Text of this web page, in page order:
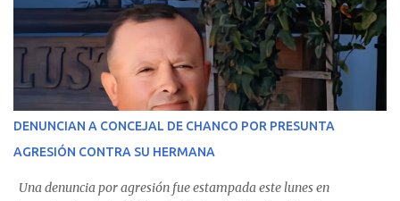
custodian fondos públicos— efectuaron transacciones por un
monto total de $116.075.918 entre enero de 2024 y junio de 2025.
En el detalle regional, se indica que en la comuna de Cauquenes se
identificó a cuatro funcionarios involucrados en este tipo de
operaciones. Asimismo, se precisa que uno de los casos
corresponde a un funcionario de la Municipalidad de Chanco,
detectaron incumplimientos a la normativa vigente. El informe
precisa que la mayor cantidad de dinero apostado se registró en
DENUNCIAN A CONCEJAL DE CHANCO POR PRESUNTA
AGRESIÓN CONTRA SU HERMANA
Una denuncia por agresión fue estampada este lunes en